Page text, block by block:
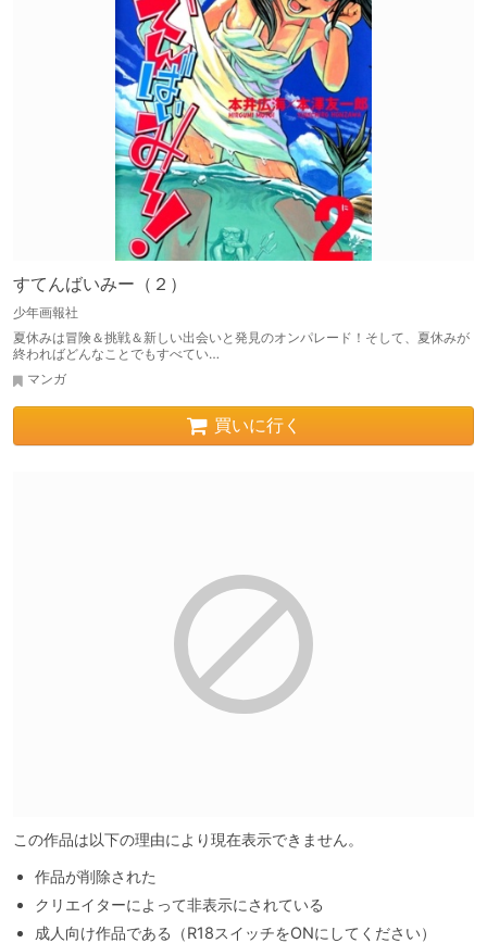
すてんばいみー（２）
少年画報社
夏休みは冒険＆挑戦＆新しい出会いと発見のオンパレード！そして、夏休みが
終わればどんなことでもすべてい…
マンガ
買いに行く
この作品は以下の理由により現在表示できません。
作品が削除された
クリエイターによって非表示にされている
成人向け作品である（R18スイッチをONにしてください）